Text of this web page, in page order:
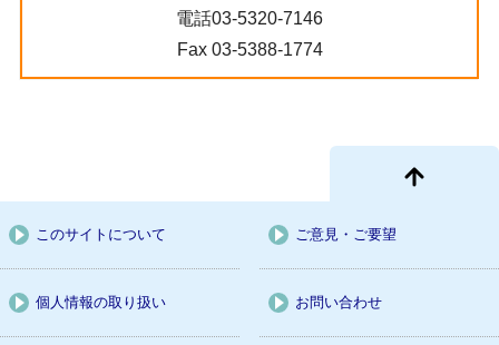
電話03-5320-7146
Fax 03-5388-1774
このサイトについて ご意見・ご要望
個人情報の取り扱い お問い合わせ